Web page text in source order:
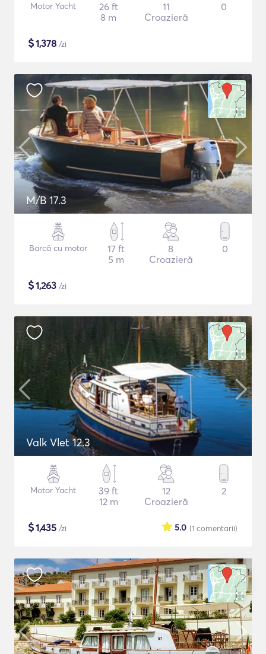
Motor Yacht
26 ft
8 m
11
Croazieră
0
$1,378 /zi
M/B 17.3
Barcă cu motor
17 ft
5 m
8
Croazieră
0
$1,263 /zi
Valk Vlet 12.3
Motor Yacht
39 ft
12 m
12
Croazieră
2
$1,435 /zi (1 comentarii)
5.0